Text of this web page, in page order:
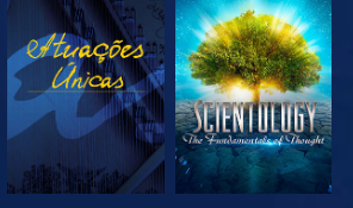
VER
EXPLORAR A
SÉRIE